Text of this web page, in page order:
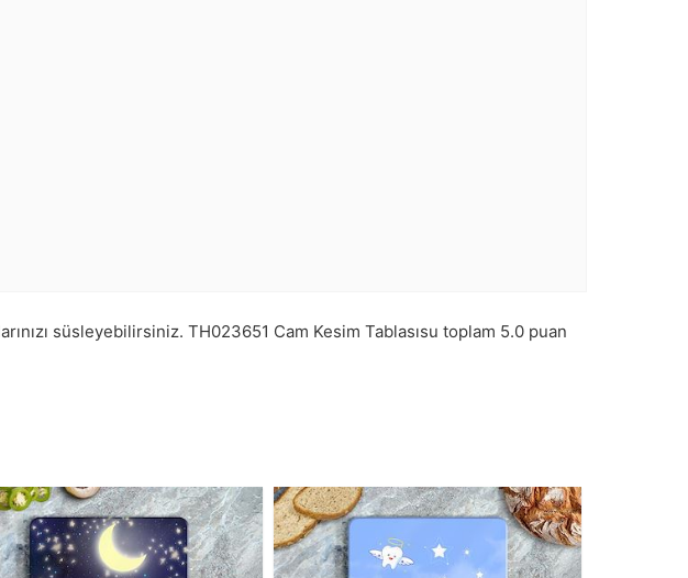
süsleyebilirsiniz. TH023651 Cam Kesim Tablasısu toplam 5.0 puan